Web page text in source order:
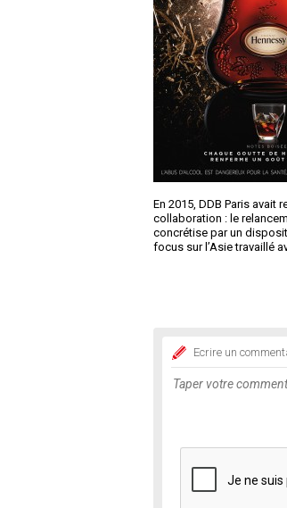
En 2015, DDB Paris
collaboration : le
concrétise par un
focus sur l’Asie travaillé
Ecrire un